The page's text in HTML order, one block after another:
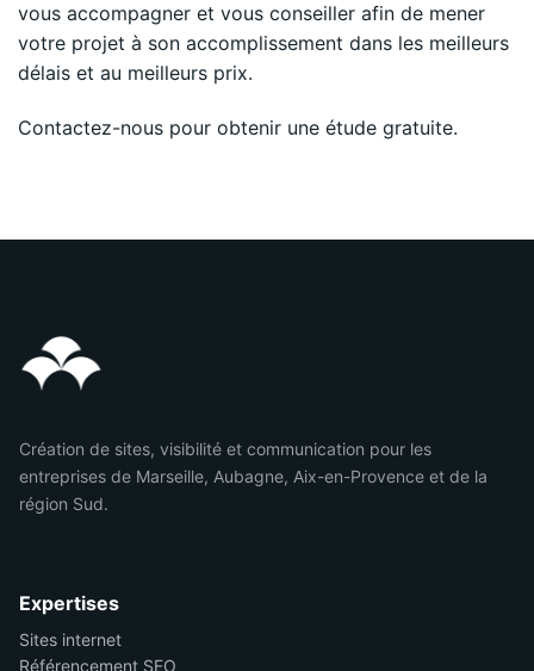
vous accompagner et vous conseiller afin de mener
votre projet à son accomplissement dans les meilleurs
délais et au meilleurs prix.
Contactez-nous pour obtenir une étude gratuite.
Création de sites, visibilité et communication pour les
entreprises de Marseille, Aubagne, Aix-en-Provence et de la
région Sud.
Expertises
Sites internet
Référencement SEO